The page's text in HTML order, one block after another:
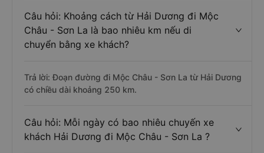
Câu hỏi: Khoảng cách từ Hải Dương đi Mộc
Châu - Sơn La là bao nhiêu km nếu di
chuyển bằng xe khách?
Trả lời: Đoạn đường đi Mộc Châu - Sơn La từ Hải Dương
có chiều dài khoảng 250 km.
Câu hỏi: Mỗi ngày có bao nhiêu chuyến xe
khách Hải Dương đi Mộc Châu - Sơn La ?